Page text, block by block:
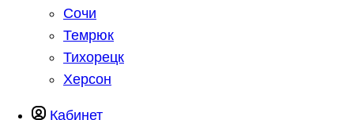
Сочи
Темрюк
Тихорецк
Херсон
Кабинет